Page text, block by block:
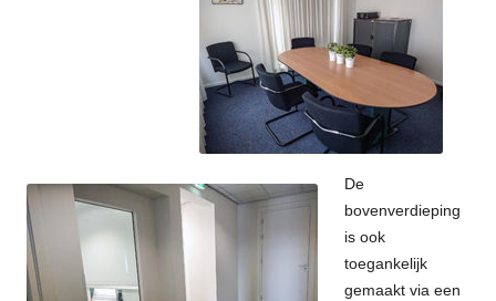
De
bovenverdieping
is ook
toegankelijk
gemaakt via een